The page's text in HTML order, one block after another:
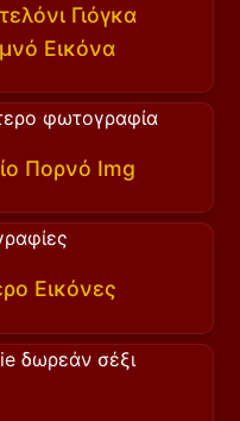
Γιόγκα
Εικόνα
Πορνό Img
Εικόνες